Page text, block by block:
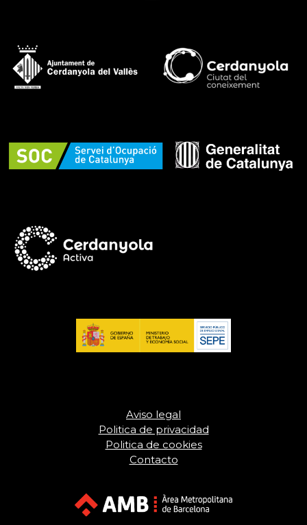
Aviso legal
Politica de privacidad
Politica de cookies
Contacto